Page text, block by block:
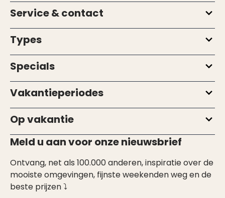
Service & contact
Types
Specials
Vakantieperiodes
Op vakantie
Meld u aan voor onze nieuwsbrief
Ontvang, net als 100.000 anderen, inspiratie over de
mooiste omgevingen, fijnste weekenden weg en de
beste prijzen ⤵